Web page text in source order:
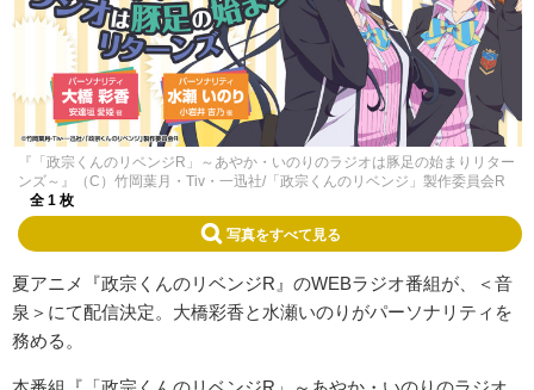
『「政宗くんのリベンジR」～あやか・いのりのラジオは豚足の始まりリター
ンズ～』（C）竹岡葉月・Tiv・一迅社/「政宗くんのリベンジ」製作委員会R
全 1 枚
写真をすべて見る
夏アニメ『政宗くんのリベンジR』のWEBラジオ番組が、＜音
泉＞にて配信決定。大橋彩香と水瀬いのりがパーソナリティを
務める。